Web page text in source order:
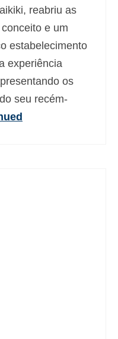
reabriu as
e um
estabelecimento
experiência
os
seu recém-